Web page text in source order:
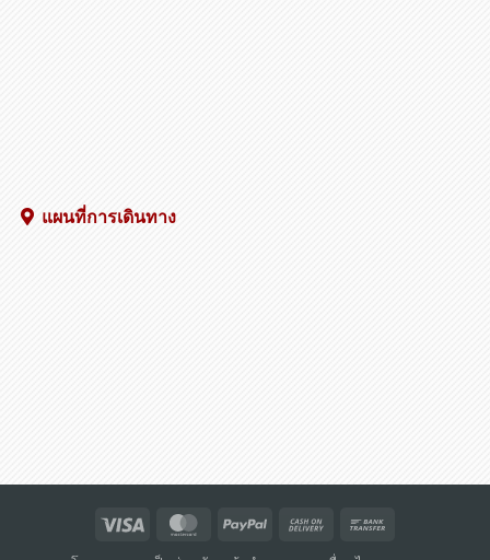
แผนที่การเดินทาง
Visa MasterCardPayPal
Cash